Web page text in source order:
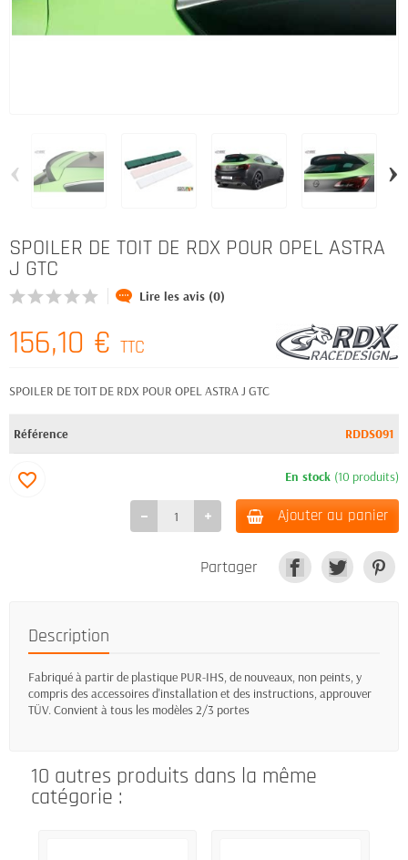
‹ ›
SPOILER DE TOIT DE RDX POUR OPEL ASTRA
J GTC
Lire les avis (0)
156,10 € TTC
SPOILER DE TOIT DE RDX POUR OPEL ASTRA J GTC
Référence RDDS091
En stock (10 produits)
Ajouter au panier
favorite_border
Partager
Description
Fabriqué à partir de plastique PUR-IHS, de nouveaux, non peints, y
compris des accessoires d'installation et des instructions, approuver
TÜV. Convient à tous les modèles 2/3 portes
10 autres produits dans la même
catégorie :